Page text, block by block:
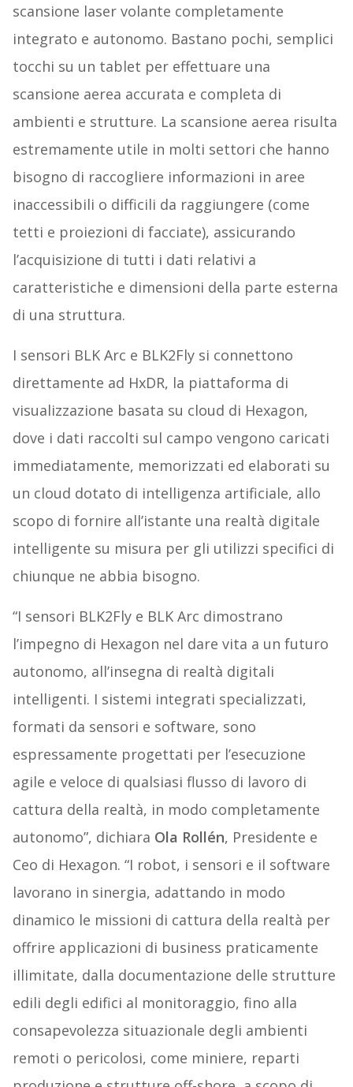
scansione laser volante completamente
integrato e autonomo. Bastano pochi, semplici
tocchi su un tablet per effettuare una
scansione aerea accurata e completa di
ambienti e strutture. La scansione aerea risulta
estremamente utile in molti settori che hanno
bisogno di raccogliere informazioni in aree
inaccessibili o difficili da raggiungere (come
tetti e proiezioni di facciate), assicurando
l’acquisizione di tutti i dati relativi a
caratteristiche e dimensioni della parte esterna
di una struttura.
I sensori BLK Arc e BLK2Fly si connettono
direttamente ad HxDR, la piattaforma di
visualizzazione basata su cloud di Hexagon,
dove i dati raccolti sul campo vengono caricati
immediatamente, memorizzati ed elaborati su
un cloud dotato di intelligenza artificiale, allo
scopo di fornire all’istante una realtà digitale
intelligente su misura per gli utilizzi specifici di
chiunque ne abbia bisogno.
“I sensori BLK2Fly e BLK Arc dimostrano
l’impegno di Hexagon nel dare vita a un futuro
autonomo, all’insegna di realtà digitali
intelligenti. I sistemi integrati specializzati,
formati da sensori e software, sono
espressamente progettati per l’esecuzione
agile e veloce di qualsiasi flusso di lavoro di
cattura della realtà, in modo completamente
autonomo”, dichiara Ola Rollén, Presidente e
Ceo di Hexagon. “I robot, i sensori e il software
lavorano in sinergia, adattando in modo
dinamico le missioni di cattura della realtà per
offrire applicazioni di business praticamente
illimitate, dalla documentazione delle strutture
edili degli edifici al monitoraggio, fino alla
consapevolezza situazionale degli ambienti
remoti o pericolosi, come miniere, reparti